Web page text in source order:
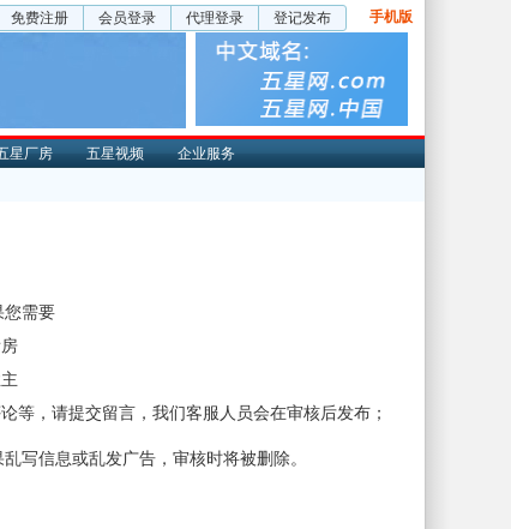
免费注册 会员登录 代理登录 登记发布 手机版
星厂房 五星视频 企业服务
您需要
论等，请提交留言，我们客服人员会在审核后发布；
写信息或乱发广告，审核时将被删除。